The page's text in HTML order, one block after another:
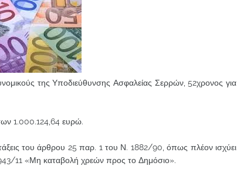
της Υποδιεύθυνσης Ασφαλείας Σερρών, 52χρονος για
1.000.124,64 ευρώ.
του άρθρου 25 παρ. 1 του Ν. 1882/90, όπως πλέον ισχύει
11 «Μη καταβολή χρεών προς το Δημόσιο».